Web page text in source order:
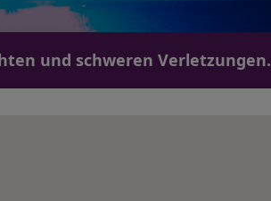
und schweren Verletzungen.